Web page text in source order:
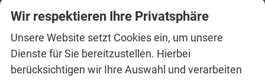
Wir respektieren Ihre Privatsphäre
Unsere Website setzt Cookies ein, um unsere
Dienste für Sie bereitzustellen. Hierbei
berücksichtigen wir Ihre Auswahl und verarbeiten